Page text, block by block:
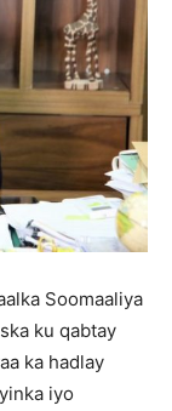
Soomaaliya
ku qabtay
ka hadlay
iyo